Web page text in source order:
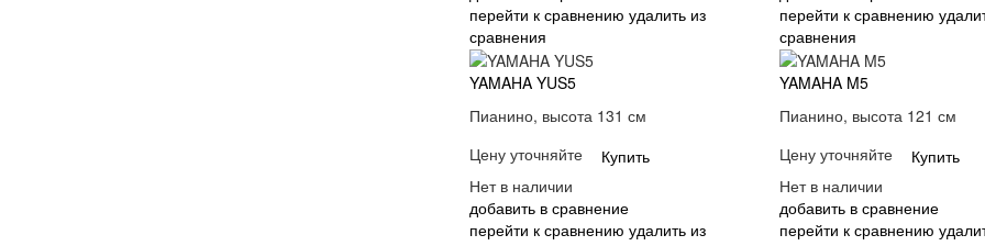
перейти к сравнению удалить из
сравнения
YAMAHA YUS5
Пианино, высота 131 см
Цену уточняйте
Купить
Нет в наличии
добавить в сравнение
перейти к сравнению удалить из
перейти к сравнению
сравнения
YAMAHA M5
Пианино, высота 121 см
Цену уточняйте
Купить
Нет в наличии
добавить в сравнение
перейти к сравнению